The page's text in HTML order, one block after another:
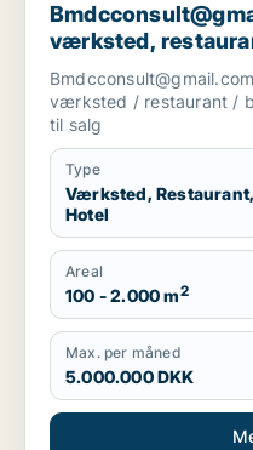
værksted,
i Storkøbenhavn
værksted / restaurant /
til salg
Type
Værksted,
Hotel
Areal
100 - 2.000 m2
Max. per måned
5.000.000 DKK